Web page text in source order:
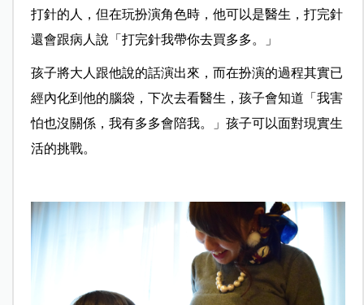
打針的人，但在玩扮演角色時，他可以是醫生，打完針
還會跟病人說「打完針我帶你去買多多。」
孩子將大人跟他說的話演出來，而在扮演的過程其實已
經內化到他的腦袋，下次去看醫生，孩子會知道「我害
怕也沒關係，我有多多會陪我。」孩子可以面對現實生
活的挑戰。